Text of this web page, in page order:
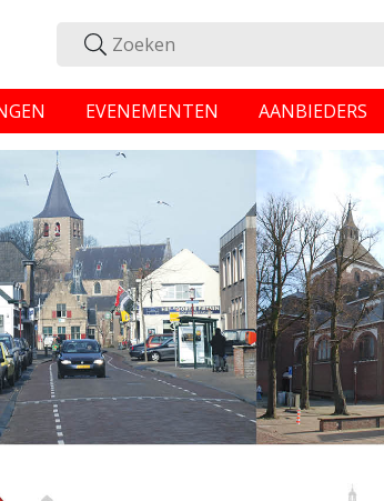
EVENEMENTEN AANBIEDERS